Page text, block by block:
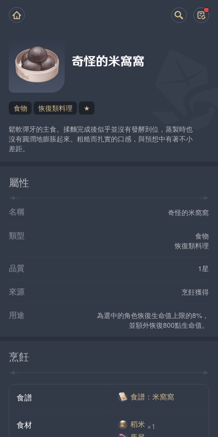
奇怪的米窩窩
食物 恢復類料理 ★
鬆軟彈牙的主食。揉麵完成後似乎並沒有發酵到位，蒸製時也
沒有圓潤地膨脹起來。粗糙而扎實的口感，與預想中有著不小
差距。
屬性
名稱 奇怪的米窩窩
類型
食物
恢復類料理
品質 1星
來源 烹飪獲得
用途
為選中的角色恢復生命值上限的8%，
並額外恢復800點生命值。
烹飪
食譜 食譜：米窩窩
食材 稻米 ×1